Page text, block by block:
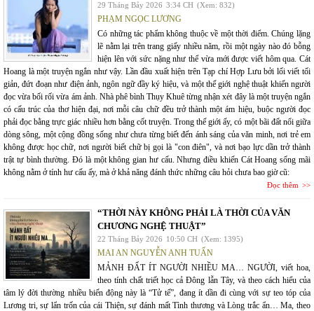
29 Tháng Bảy 2026 3:34 CH (Xem: 832)
PHẠM NGỌC LƯƠNG
Có những tác phẩm không thuộc về một thời điểm. Chúng lặng
lẽ nằm lại trên trang giấy nhiều năm, rồi một ngày nào đó bỗng
hiện lên với sức nặng như thể vừa mới được viết hôm qua. Cát
Hoang là một truyện ngắn như vậy. Lần đầu xuất hiện trên Tạp chí Hợp Lưu bởi lối viết tối
giản, đứt đoạn như điện ảnh, ngôn ngữ đầy ký hiệu, và một thế giới nghệ thuật khiến người
đọc vừa bối rối vừa ám ảnh. Nhà phê bình Thụy Khuê từng nhận xét đây là một truyện ngắn
có cấu trúc của thơ hiện đại, nơi mỗi câu chữ đều trở thành một ám hiệu, buộc người đọc
phải đọc bằng trực giác nhiều hơn bằng cốt truyện. Trong thế giới ấy, có một bãi đất nổi giữa
dòng sông, một cộng đồng sống như chưa từng biết đến ánh sáng của văn minh, nơi trẻ em
không được học chữ, nơi người biết chữ bị gọi là "con điên", và nơi bạo lực dần trở thành
trật tự bình thường. Đó là một không gian hư cấu. Nhưng điều khiến Cát Hoang sống mãi
không nằm ở tính hư cấu ấy, mà ở khả năng đánh thức những câu hỏi chưa bao giờ cũ:
Đọc thêm
“THỜI NÀY KHÔNG PHẢI LÀ THỜI CỦA VĂN
CHƯƠNG NGHỆ THUẬT”
22 Tháng Bảy 2026 10:50 CH (Xem: 1395)
MAI AN NGUYỄN ANH TUẤN
MẢNH ĐẤT ÍT NGƯỜI NHIỀU MA… NGƯỜI, viết hoa,
theo tính chất triết học cả Đông lẫn Tây, và theo cách hiểu của
tâm lý đời thường nhiều biến động này là “Tử tế”, đang ít dần đi cùng với sự teo tóp của
Lương tri, sự lẩn trốn của cái Thiện, sự đánh mất Tình thương và Lòng trắc ẩn… Ma, theo